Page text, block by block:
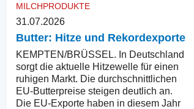
MILCHPRODUKTE
31.07.2026
Butter: Hitze und Rekordexporte
KEMPTEN/BRÜSSEL. In Deutschland
sorgt die aktuelle Hitzewelle für einen
ruhigen Markt. Die durchschnittlichen
EU-Butterpreise steigen deutlich an.
Die EU-Exporte haben in diesem Jahr